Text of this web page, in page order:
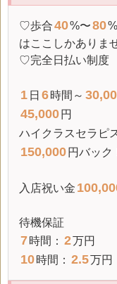
♡歩合40%〜80
はここしかありま
♡完全日払い制度
1 日 6時間～
45,000 円
ハイクラスセラピ
150,000 円バック
入店祝い金
待機保証
7時間： 2万円
10時間： 2.5万円